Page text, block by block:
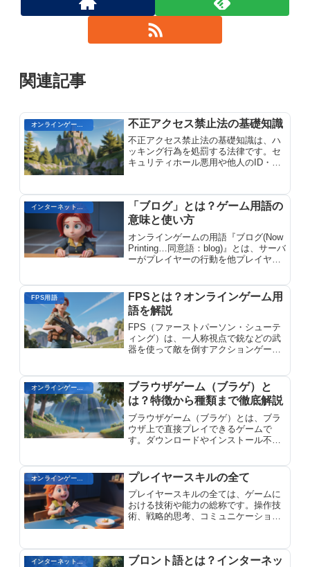
関連記事
不正アクセス禁止法の基礎知識
不正アクセス禁止法の基礎知識は、ハ
ッキング行為を処罰する法律です。セ
キュリティホール悪用や他人のID・パ
インゲームユーザーが知るべき法律知
識を解説します。
インターネット用語
「ブログ」とは？ゲーム用語の
意味と使い方
オンラインゲームの用語『ブログ(Now
Printing…同意語：blog)』とは、サーバ
ーがプレイヤーの行動を他プレイヤー
れます。
FPS用語
FPSとは？オンラインゲーム用
語を解説
FPS（ファーストパーソン・シューテ
ィング）は、一人称視点で銃などの武
器を使って敵を倒すアクションゲーム
オンラインゲーム用語を解説します。
オンラインゲームのプレイに関する用語
ブラウザゲーム（ブラゲ）と
は？特徴から種類まで徹底解説
ブラウザゲーム（ブラゲ）とは、ブラ
ウザ上で直接プレイできるゲームで
す。ダウンロードやインストール不要
まで徹底解説します。
オンラインゲームのプレイに関する用語 プレイヤースキルの全て
プレイヤースキルの全ては、ゲームに
おける技術や能力の総称です。操作技
術、戦略的思考、コミュニケーション
インターネット用語
ブロント語とは？インターネッ